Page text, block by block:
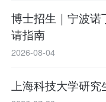
博士招生｜宁波诺
请指南
2026-08-04
上海科技大学研